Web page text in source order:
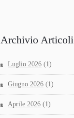
Archivio Articoli
Luglio 2026 (1)
Giugno 2026 (1)
Aprile 2026 (1)